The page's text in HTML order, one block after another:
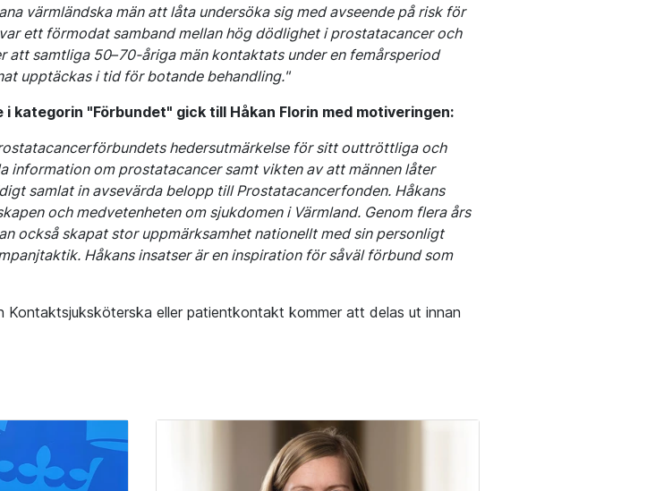
värmländska män att låta undersöka sig med avseende på risk för
ett förmodat samband mellan hög dödlighet i prostatacancer och
att samtliga 50–70-åriga män kontaktats under en femårsperiod
upptäckas i tid för botande behandling."
kategorin "Förbundet" gick till Håkan Florin med motiveringen:
hedersutmärkelse för sitt outtröttliga och
information om prostatacancer samt vikten av att männen låter
samlat in avsevärda belopp till Prostatacancerfonden. Håkans
och medvetenheten om sjukdomen i Värmland. Genom flera års
också skapat stor uppmärksamhet nationellt med sin personligt
Håkans insatser är en inspiration för såväl förbund som
Kontaktsjuksköterska eller patientkontakt kommer att delas ut innan